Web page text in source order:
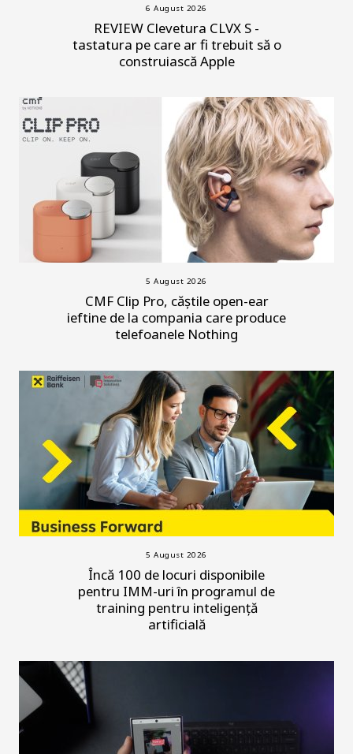
6 August 2026
REVIEW Clevetura CLVX S -
tastatura pe care ar fi trebuit să o
construiască Apple
5 August 2026
CMF Clip Pro, căștile open-ear
ieftine de la compania care produce
telefoanele Nothing
5 August 2026
Încă 100 de locuri disponibile
pentru IMM-uri în programul de
training pentru inteligență
artificială